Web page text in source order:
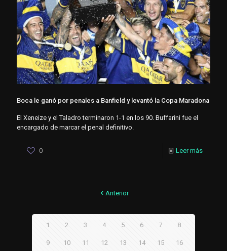
Boca le ganó por penales a Banfield y levantó la Copa Maradona
El Xeneize y el Taladro terminaron 1-1 en los 90. Buffarini fue el
encargado de marcar el penal definitivo.
0 Leer más
Anterior
1 2 3 4 5 6 7 8
9 10 11 12 13 14 15 16